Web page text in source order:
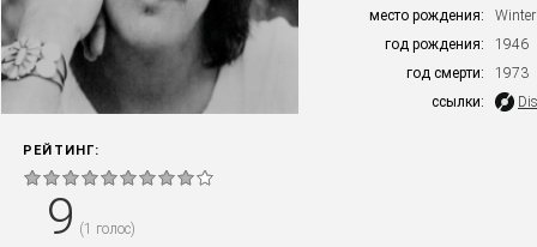
РЕЙТИНГ:
9 (1 голос)
место рождения:
год рождения:
1946
год смерти:
1973
ссылки: